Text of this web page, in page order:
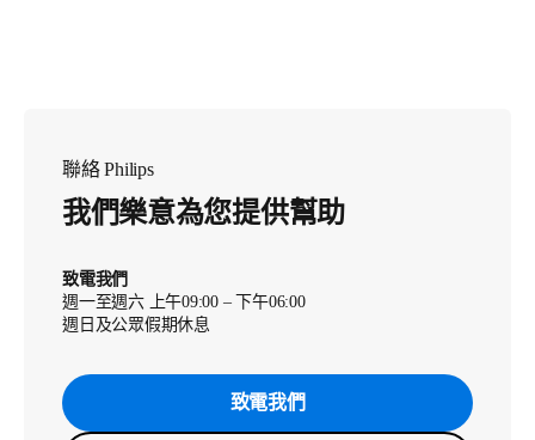
聯絡 Philips
我們樂意為您提供幫助
致電我們
週一至週六 上午09:00 – 下午06:00
週日及公眾假期休息
致電我們